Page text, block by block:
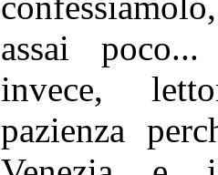
assai
invece,
pazienza